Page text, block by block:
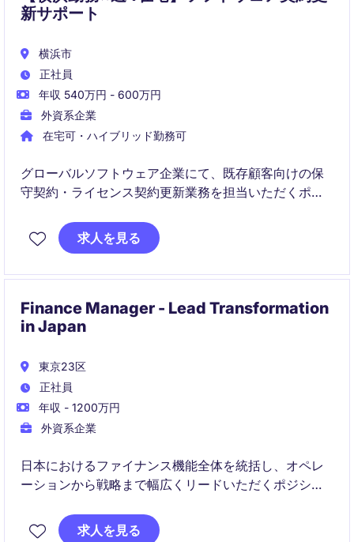
新サポート
横浜市
正社員
年収 540万円 - 600万円
外資系企業
在宅可・ハイブリッド勤務可
グローバルソフトウェア企業にて、既存顧客向けの保
守契約・ライセンス契約更新業務を担当いただくポジ
顧客との継続的な関係構築を通じて、契約更新のサポ
ートや受注処理を行いながら、営業チームの成果創出
求人を見る
Finance Manager - Lead Transformation
in Japan
東京23区
正社員
年収 - 1200万円
外資系企業
日本におけるファイナンス機能全体を統括し、オペレ
ーションから戦略まで幅広くリードいただくポジショ
改善およびグローバル連携を推進していただきます。
求人を見る